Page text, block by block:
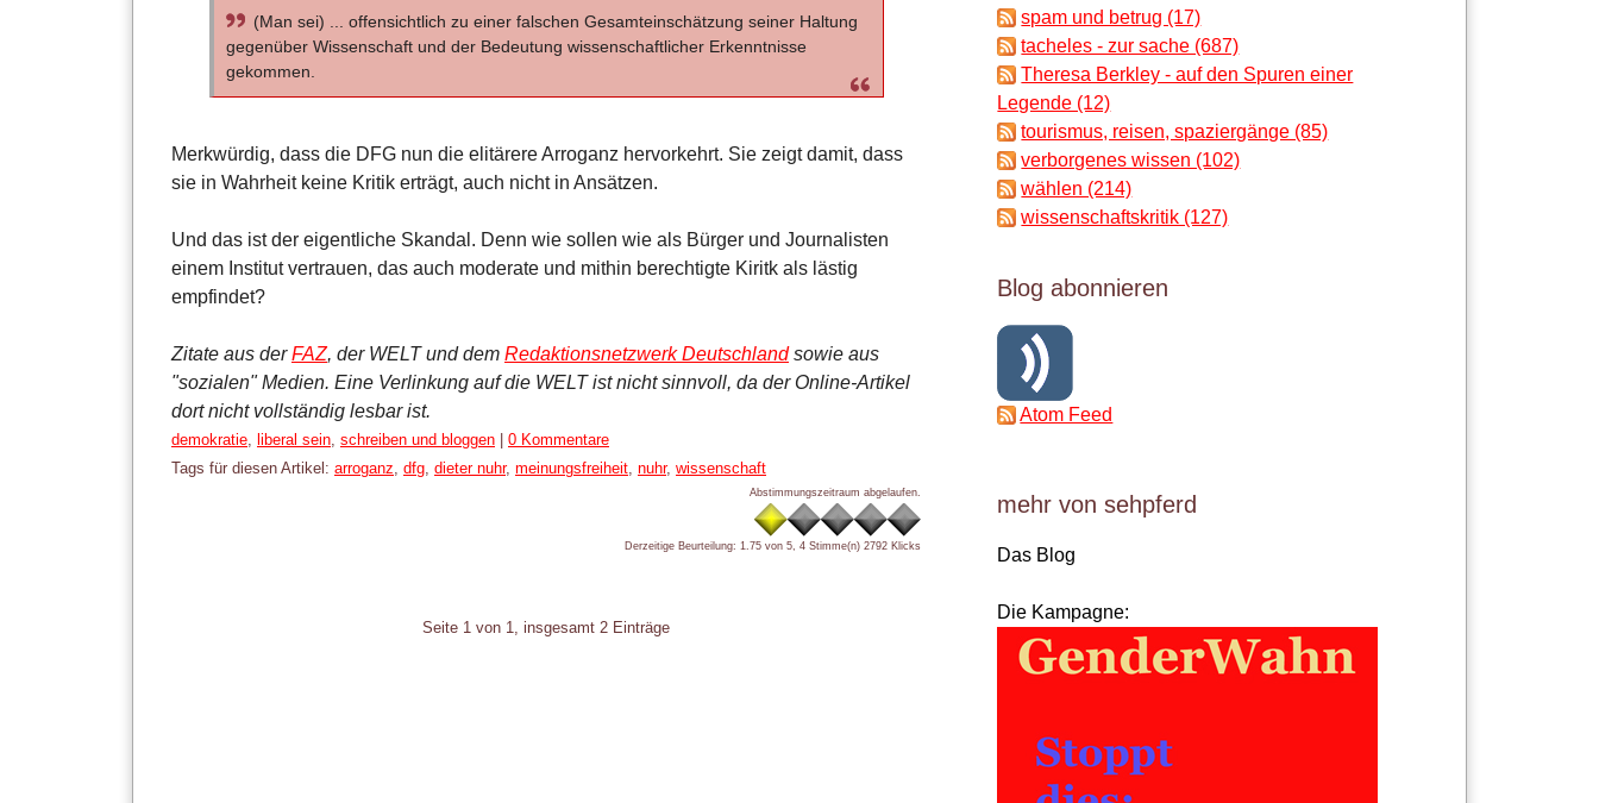
(Man sei) ... offensichtlich zu einer falschen Gesamteinschätzung seiner Haltung
gegenüber Wissenschaft und der Bedeutung wissenschaftlicher Erkenntnisse
gekommen.
Merkwürdig, dass die DFG nun die elitärere Arroganz hervorkehrt. Sie zeigt damit, dass
sie in Wahrheit keine Kritik erträgt, auch nicht in Ansätzen.
Und das ist der eigentliche Skandal. Denn wie sollen wie als Bürger und Journalisten
einem Institut vertrauen, das auch moderate und mithin berechtigte Kiritk als lästig
empfindet?
Zitate aus derFAZ, der WELT und dem Redaktionsnetzwerk Deutschlandsowie aus
"sozialen" Medien. Eine Verlinkung auf die WELTist nicht sinnvoll, da der Online-Artikel
dort nicht vollständig lesbar ist.
Kategorien:
demokratie, liberal sein, schreiben und bloggen
0 Kommentare
Tags für diesen Artikel: arroganz, dfg, dieter nuhr, meinungsfreiheit, nuhr, wissenschaft
Abstimmungszeitraum abgelaufen.
Derzeitige Beurteilung: 1.75 von 5, 4 Stimme(n) 2792 Klicks
Seite 1 von 1, insgesamt 2 Einträge
spam und betrug (17)
tacheles - zur sache (687)
Theresa Berkley - auf den Spuren einer
Legende (12)
tourismus, reisen, spaziergänge (85)
verborgenes wissen (102)
wählen (214)
wissenschaftskritik (127)
Blog abonnieren
Atom Feed
mehr von sehpferd
Das Blog
Die Kampagne: